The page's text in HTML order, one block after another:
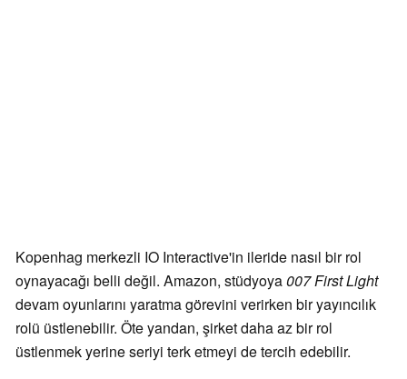
Kopenhag merkezli IO Interactive'in ileride nasıl bir rol
oynayacağı belli değil. Amazon, stüdyoya007 First Light
devam oyunlarını yaratma görevini verirken bir yayıncılık
rolü üstlenebilir. Öte yandan, şirket daha az bir rol
üstlenmek yerine seriyi terk etmeyi de tercih edebilir.